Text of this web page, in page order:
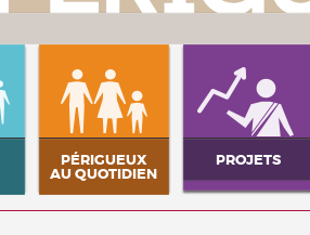
PÉRIGUEUX
AU QUOTIDIEN
PROJETS